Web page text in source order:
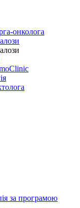
онколога
за програмою